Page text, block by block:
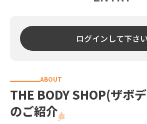
ログインして下さい
THE BODY SHOP(ザボ
のご紹介